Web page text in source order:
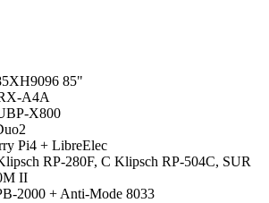
85"
A4A
X800
Pi4 + LibreElec
RP-280F, C Klipsch RP-504C, SUR
II
2000 + Anti-Mode 8033